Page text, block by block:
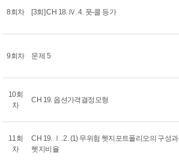
8회차 [3회] CH 18. Ⅳ. 4. 풋-콜 등가
9회차 문제 5
10회
차
CH 19. 옵션가격결정모형
11회
차
CH 19. Ⅰ. 2. (1) 무위험 헷지포트폴리오의 구성과
헷지비율